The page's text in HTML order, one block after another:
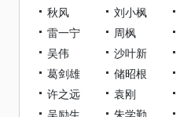
秋风
刘小枫
雷一宁
周枫
吴伟
沙叶新
葛剑雄
储昭根
许之远
袁刚